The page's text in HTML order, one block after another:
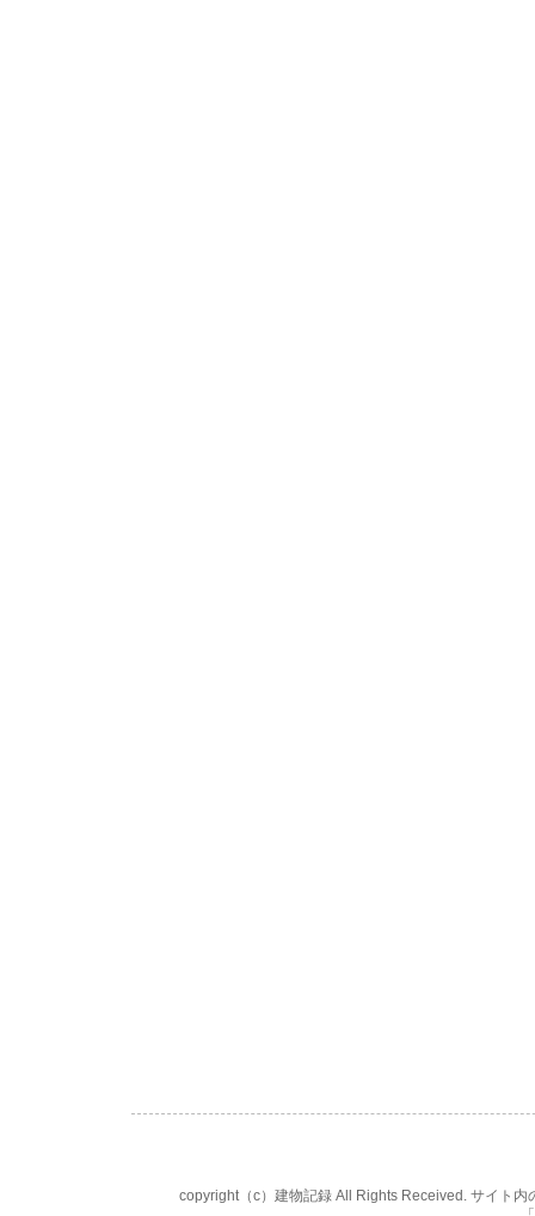
copyright（c）建物記録 All Rights Received. サイト